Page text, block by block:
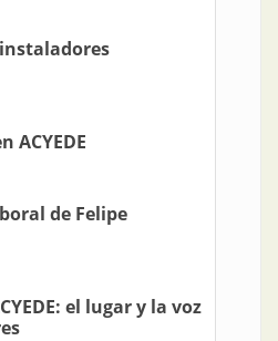
ACYEDE
de Felipe
el lugar y la voz